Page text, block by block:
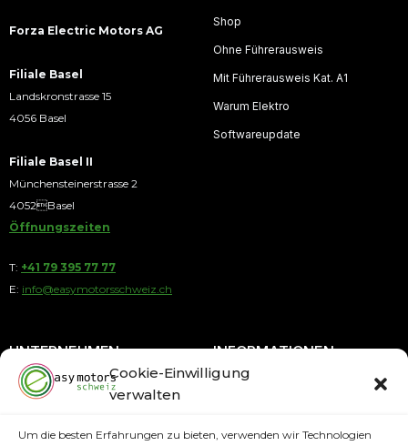
Cookie-Einwilligung
verwalten
Um die besten Erfahrungen zu bieten, verwenden wir Technologien
Forza Electric Motors AG
Filiale Basel
Landskronstrasse 15
4056 Basel
Filiale Basel II
Münchensteinerstrasse 2
4052Basel
Öffnungszeiten
T: +41 79 395 77 77
E: info@easymotorsschweiz.ch
Shop
Ohne Führerausweis
Mit Führerausweis Kat. A1
Warum Elektro
Softwareupdate
UNTERNEHMEN
Über uns
INFORMATIONEN